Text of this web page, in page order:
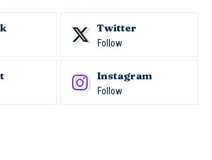
Twitter
Follow
Instagram
Follow